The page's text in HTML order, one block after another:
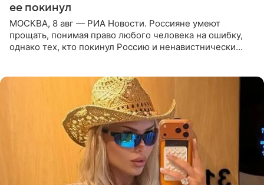
ее покинул
МОСКВА, 8 авг — РИА Новости. Россияне умеют
прощать, понимая право любого человека на ошибку,
однако тех, кто покинул Россию и ненавистнически